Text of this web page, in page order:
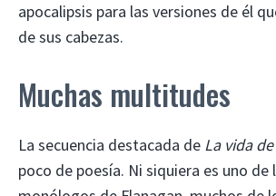
apocalipsis para las versiones de él
de sus cabezas.
Muchas multitudes
La secuencia destacada de La vida
poco de poesía. Ni siquiera es uno